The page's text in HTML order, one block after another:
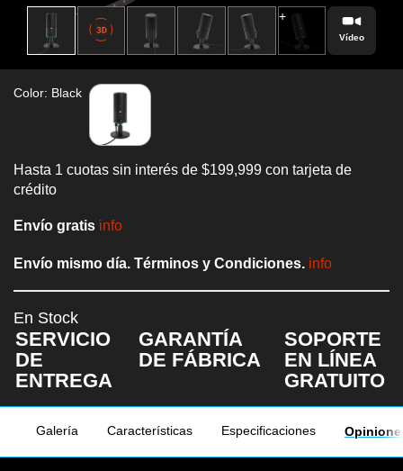
Vídeo
Color: Black
Installments
Hasta 1 cuotas sin interés de $199,999 con tarjeta de
crédito
Envío gratis
Envío mismo día. Términos y Condiciones.
En Stock
SERVICIO
DE
ENTREGA
GARANTÍA
DE FÁBRICA
SOPORTE
EN LÍNEA
GRATUITO
Galería Características Especificaciones